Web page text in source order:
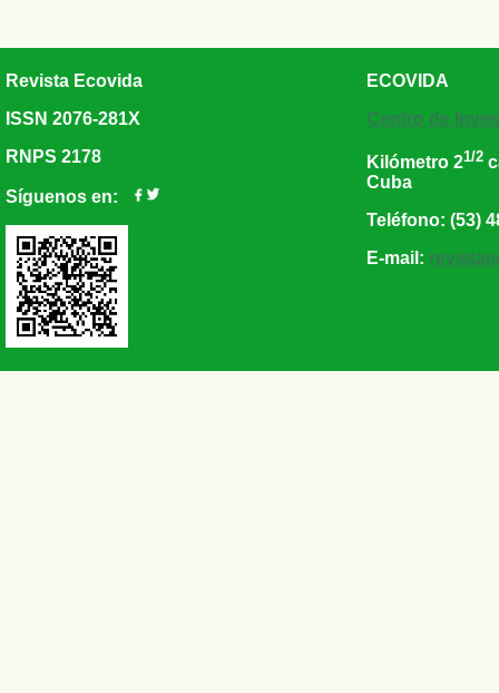
Revista Ecovida
ISSN 2076-281X
RNPS 2178
Síguenos en:
ECOVIDA
Centro de
Kilómetro 21/2
Cuba
Teléfono: (53)
E-mail: